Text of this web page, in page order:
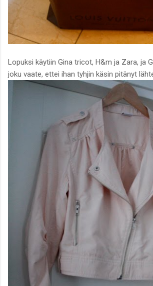
Lopuksi käytiin Gina tricot, H&m ja Zara, ja
joku vaate, ettei ihan tyhjin käsin pitänyt